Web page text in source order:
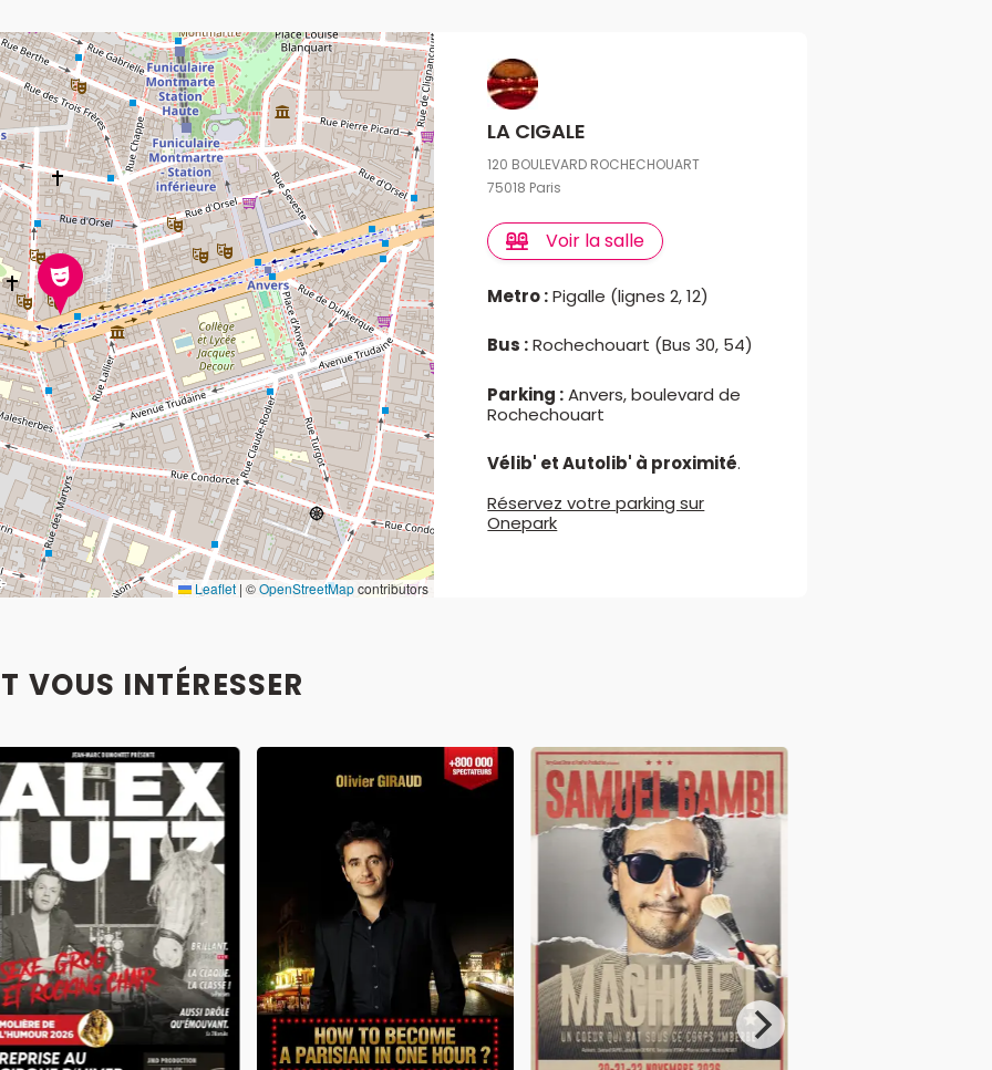
Leaflet | ©OpenStreetMapcontributors
LA CIGALE
120 BOULEVARD ROCHECHOUART
75018 Paris
Voir la salle
Metro :Pigalle (lignes 2, 12)
Bus :Rochechouart (Bus 30, 54)
Parking :Anvers, boulevard de
Rochechouart
Vélib' et Autolib' à proximité.
Réservez votre parking sur
Onepark
VOUS INTÉRESSER